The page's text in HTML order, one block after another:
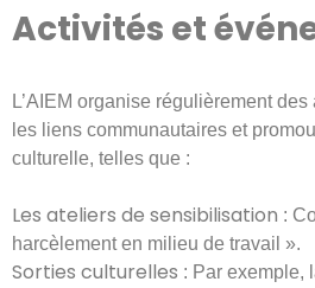
Activités et
L’AIEM organise régulièrement
les liens communautaires et
culturelle, telles que :
Les ateliers de sensibilisation :
harcèlement en milieu de travail ».
Sorties culturelles : Par exemple,